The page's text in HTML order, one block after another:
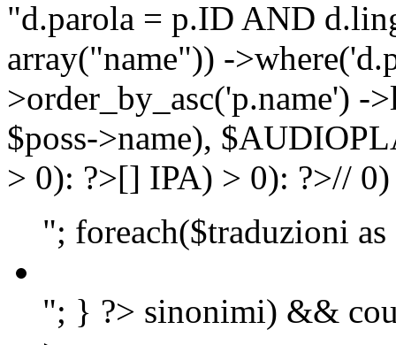
"d.parola = p.ID AND
array("name")) -
>order_by_asc('p.name')
$poss->name),
> 0): ?>[] IPA) > 0): ?>//
"; foreach($traduzioni
"; } ?> sinonimi) &&